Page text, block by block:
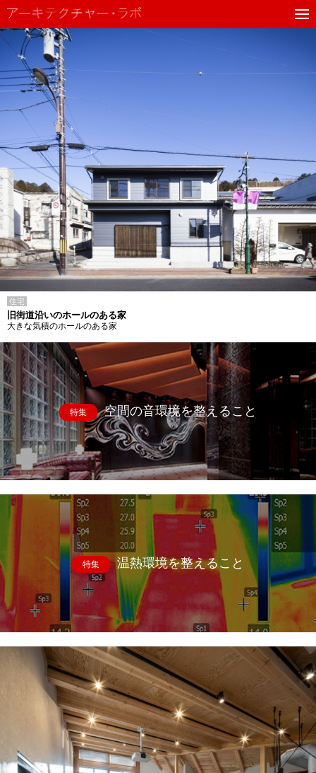
住宅
旧街道沿いのホールのある家
大きな気積のホールのある家
特集 空間の音環境を整えること
特集 温熱環境を整えること